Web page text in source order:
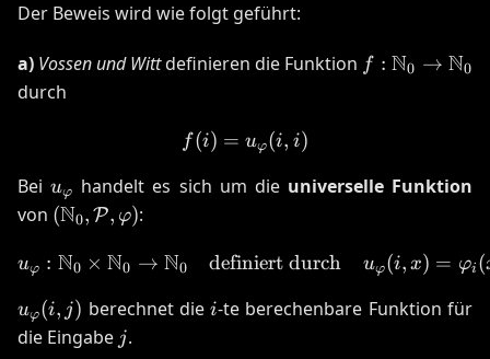
Der Beweis wird wie folgt geführt:
a) Vossen und Wittdefinieren die Funktion f:
f : N0 → N0
durch
f(i) = u_{\varphi}(i, i)
f(i) = uφ(i, i)
Beiu_{\varphi}
uφ handelt es sich um die universelle Funktion
von (\mathbb{N}_0,
\varphi)
(N0, P, φ):
u_{\varphi} :
uφ : N0 × N0 → N0 definiert durch uφ(i, x) = φi (
u_{\varphi}
(i, j)
uφ(i, j) berechnet diei
i-te berechenbare Funktion für
die Eingabe jj.